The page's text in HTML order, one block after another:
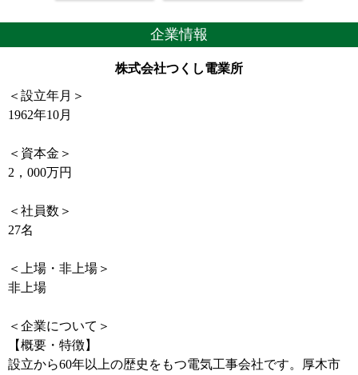
企業情報
株式会社つくし電業所
＜設立年月＞
1962年10月
＜資本金＞
2，000万円
＜社員数＞
27名
＜上場・非上場＞
非上場
＜企業について＞
【概要・特徴】
設立から60年以上の歴史をもつ電気工事会社です。厚木市